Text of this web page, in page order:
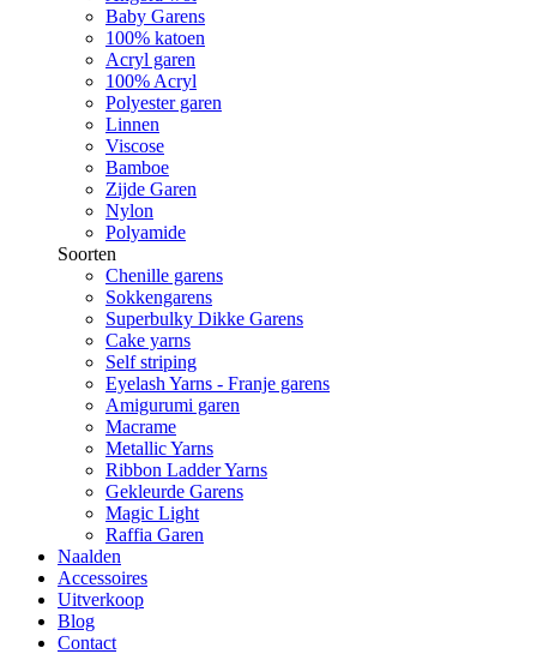
Baby Garens
100% katoen
Acryl garen
100% Acryl
Polyester garen
Linnen
Viscose
Bamboe
Zijde Garen
Nylon
Polyamide
Soorten
Chenille garens
Sokkengarens
Superbulky Dikke Garens
Cake yarns
Self striping
Eyelash Yarns - Franje garens
Amigurumi garen
Macrame
Metallic Yarns
Ribbon Ladder Yarns
Gekleurde Garens
Magic Light
Raffia Garen
Naalden
Accessoires
Uitverkoop
Blog
Contact